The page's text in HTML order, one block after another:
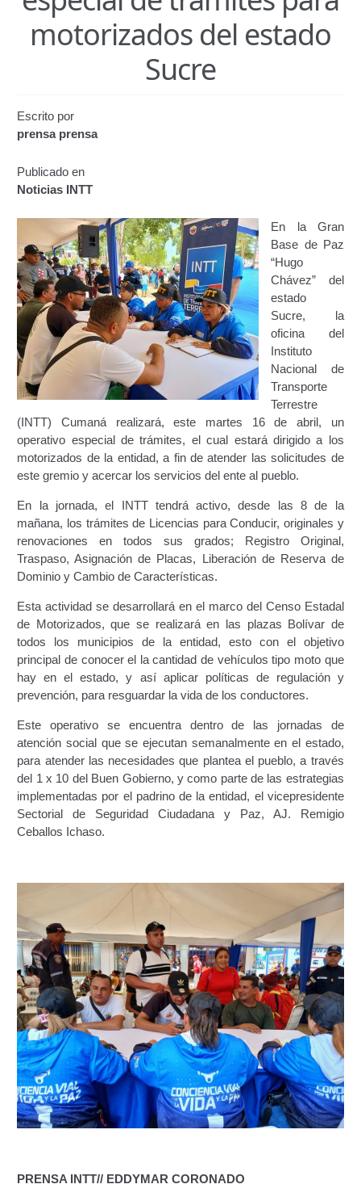
Certificación de Datos para Efectos Consulares con
Apostilla Electrónica
Emisión de Nuevo Certificado de Registro de
Renovación de Licencia para Conducir (Servicio
Automatizado)
Autorización para la circulación de Vehículo Sobre
Biblioteca
Búsqueda Predictiva Woocommerce
Certificación de Datos para Efectos Consulares con
Apostilla Electrónica – Servicio Frecuente
Certificación Provisional de Prestación del Servicio de
Transporte Público de Personas Modalidad Periférico
(RUTAS SUBURBANA O INTERURBANAS) – Servicio
Frecuente
Consultas Privadas
Educación Vial
Escuelas del Transporte e Instructores de Manejo
Estacionamientos registrados ante el INTT
Estructura Organizativa del INTT
Homologación
Autorización de Circulación Para Unidades Que
Transportan Mercancía De Alto Riesgo.
Constancia De Cumplimiento Sobre Homologación
Para Vehículos Importados.
Constancia de cumplimiento sobre la composición
y ubicación Número de Identificación vehicular (NIV).
Homologación Vehícular Por Reformas de
Importancia o Cambio de Características (Aplica para
Vehículos de Carga, Transporte de Personas y Gruas).
Registro de Empresas Fabricantes, Ensambladoras,
Carroceras, Importadoras, Distribuidoras y Talleres
Especializados en Reformas de Vehículos (REFECIV).
Junta Directiva
Junta Directiva Old
Certificación de Datos de Licencia para Conducir.
motorizados del estado
Sucre
Escrito por
prensa prensa
Publicado en
Noticias INTT
En la Gran
Base de Paz
“Hugo
Chávez” del
estado
Sucre, la
oficina del
Instituto
Nacional de
Transporte
Terrestre
(INTT) Cumaná realizará, este martes 16 de abril, un
operativo especial de trámites, el cual estará dirigido a los
motorizados de la entidad, a fin de atender las solicitudes de
este gremio y acercar los servicios del ente al pueblo.
En la jornada, el INTT tendrá activo, desde las 8 de la
mañana, los trámites de Licencias para Conducir, originales y
renovaciones en todos sus grados; Registro Original,
Traspaso, Asignación de Placas, Liberación de Reserva de
Dominio y Cambio de Características.
Esta actividad se desarrollará en el marco del Censo Estadal
de Motorizados, que se realizará en las plazas Bolívar de
todos los municipios de la entidad, esto con el objetivo
principal de conocer el la cantidad de vehículos tipo moto que
hay en el estado, y así aplicar políticas de regulación y
prevención, para resguardar la vida de los conductores.
Este operativo se encuentra dentro de las jornadas de
atención social que se ejecutan semanalmente en el estado,
para atender las necesidades que plantea el pueblo, a través
del 1 x 10 del Buen Gobierno, y como parte de las estrategias
implementadas por el padrino de la entidad, el vicepresidente
Sectorial de Seguridad Ciudadana y Paz, AJ. Remigio
Ceballos Ichaso.
PRENSA INTT// EDDYMAR CORONADO